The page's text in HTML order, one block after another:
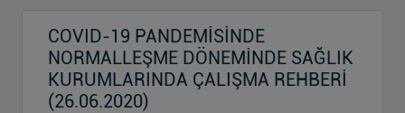
COVID-19 PANDEMİSİNDE
NORMALLEŞME DÖNEMİNDE SAĞLIK
KURUMLARINDA ÇALIŞMA REHBERİ
(26.06.2020)